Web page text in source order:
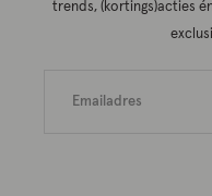
trends, (kortings)acties